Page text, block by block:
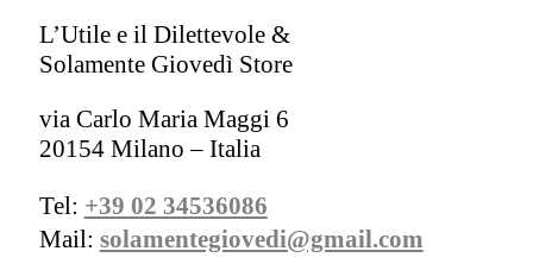
L’Utile e il Dilettevole &
Solamente Giovedì Store
via Carlo Maria Maggi 6
20154 Milano – Italia
Tel: +39 02 34536086
Mail: solamentegiovedi@gmail.com